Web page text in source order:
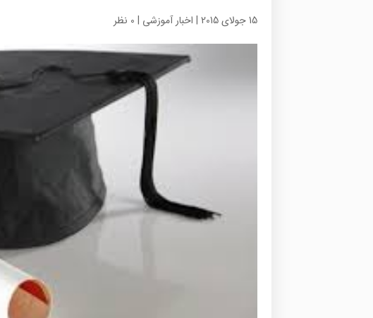
15 جولای 2015 | اخبار آموزشی | 0 نظر